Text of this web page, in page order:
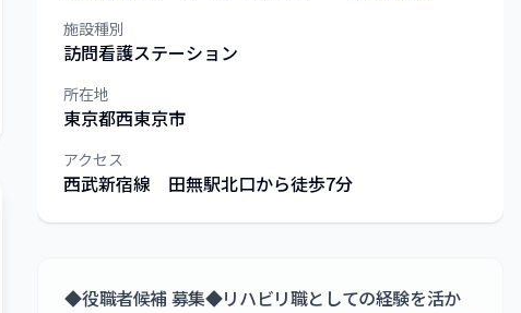
施設種別
訪問看護ステーション
所在地
東京都西東京市
アクセス
西武新宿線 田無駅北口から徒歩7分
◆役職者候補 募集◆リハビリ職としての経験を活か